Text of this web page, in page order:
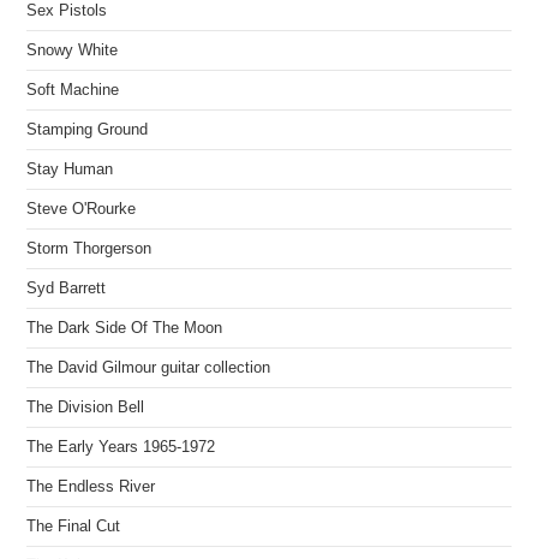
Sex Pistols
Snowy White
Soft Machine
Stamping Ground
Stay Human
Steve O'Rourke
Storm Thorgerson
Syd Barrett
The Dark Side Of The Moon
The David Gilmour guitar collection
The Division Bell
The Early Years 1965-1972
The Endless River
The Final Cut